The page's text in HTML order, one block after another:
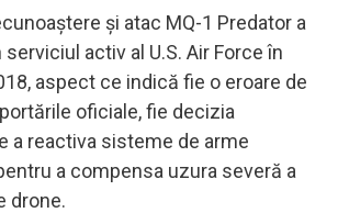
și atac MQ-1 Predator a
activ al U.S. Air Force în
aspect ce indică fie o eroare de
oficiale, fie decizia
a reactiva sisteme de arme
a compensa uzura severă a
drone.